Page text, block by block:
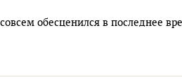
обесценился в последнее